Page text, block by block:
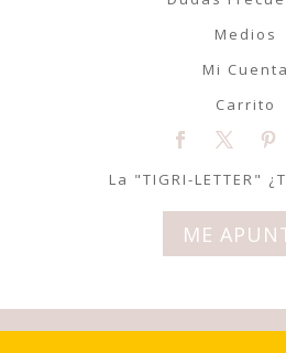
Medios
Mi Cuenta
Carrito
La "TIGRI-LETTER"
ME